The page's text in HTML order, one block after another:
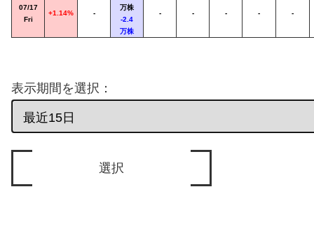
07/17
Fri
+1.14% -
万株
-2.4
万株
- - - - -
表示期間を選択：